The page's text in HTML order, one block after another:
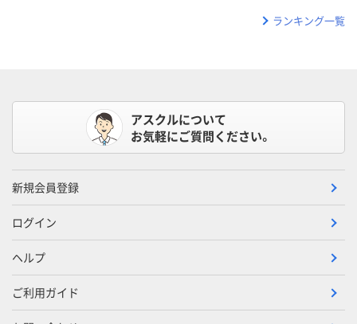
ランキング一覧
アスクルについて
お気軽にご質問ください。
新規会員登録
ログイン
ヘルプ
ご利用ガイド